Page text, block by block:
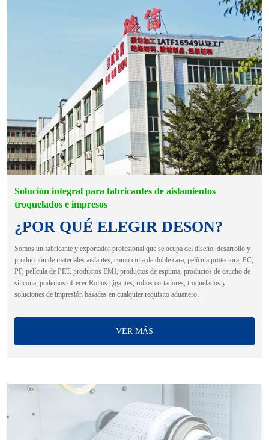
Solución integral para fabricantes de aislamientos
troquelados e impresos
¿POR QUÉ ELEGIR DESON?
Somos un fabricante y exportador profesional que se ocupa del diseño, desarrollo y
producción de materiales aislantes, como cinta de doble cara, película protectora, PC,
PP, película de PET, productos EMI, productos de espuma, productos de caucho de
silicona, podemos ofrecer Rollos gigantes, rollos cortadores, troquelados y
soluciones de impresión basadas en cualquier requisito aduanero.
VER MÁS